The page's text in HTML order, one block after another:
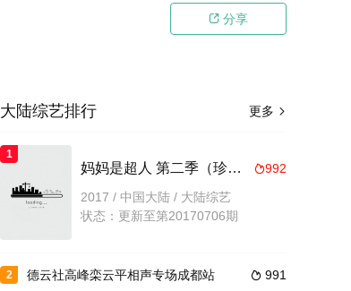
 分享
更多 
大陆综艺排行
1
992
妈妈是超人 第二季（珍藏版）
2017 / 中国大陆 / 大陆综艺
状态：更新至第20170706期
2  991
德云社高峰栾云平相声专场成都站